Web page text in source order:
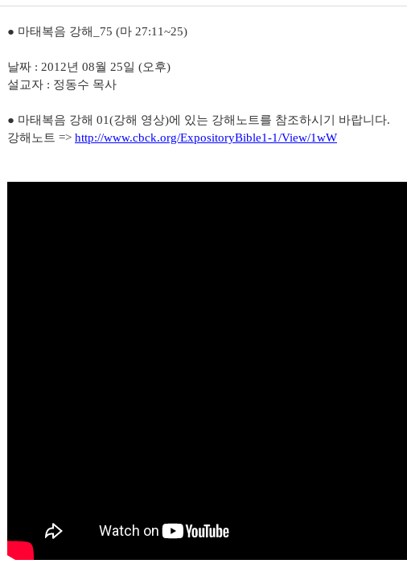
● 마태복음 강해_75 (마 27:11~25)
날짜 : 2012년 08월 25일 (오후)
설교자 : 정동수 목사
● 마태복음 강해 01(강해 영상)에 있는 강해노트를 참조하시기 바랍니다.
강해노트 => http://www.cbck.org/ExpositoryBible1-1/View/1wW